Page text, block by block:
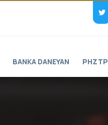
BANKA DANEYAN PHZTP